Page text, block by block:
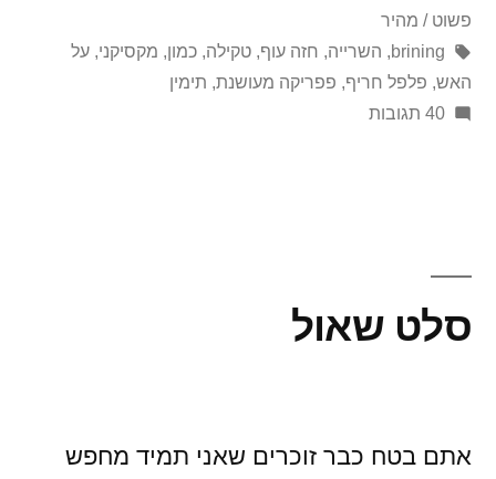
או
השתלה?
ידי
in
פשוט / מהיר
תגיות:
brining
, השרייה, חזה עוף, טקילה, כמון, מקסיקני, על
האש, פלפל חריף, פפריקה מעושנת, תימין
40 תגובות
על
השתלה?
סלט שאול
אתם בטח כבר זוכרים שאני תמיד מחפש